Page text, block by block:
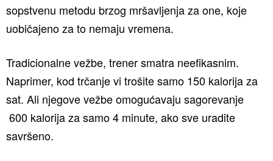
sopstvenu metodu brzog mršavljenja za one, koje
uobičajeno za to nemaju vremena.
Tradicionalne vežbe, trener smatra neefikasnim.
Naprimer, kod trčanje vi trošite samo 150 kalorija za
sat. Ali njegove vežbe omogućavaju sagorevanje
600 kalorija za samo 4 minute, ako sve uradite
savršeno.